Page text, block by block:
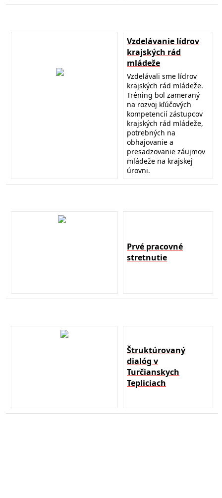
Vzdelávanie lídrov
krajských rád
mládeže
Vzdelávali sme lídrov
krajských rád mládeže.
Tréning bol zameraný
na rozvoj kľúčových
kompetencií zástupcov
krajských rád mládeže,
potrebných na
obhajovanie a
presadzovanie záujmov
mládeže na krajskej
úrovni.
Prvé pracovné
stretnutie
Štruktúrovaný
dialóg v
Turčianskych
Tepliciach